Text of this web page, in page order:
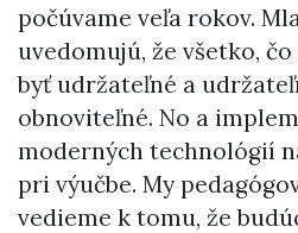
počúvame veľa rokov.
uvedomujú, že všetko,
byť udržateľné a
obnoviteľné. No a
moderných technológií
pri výučbe. My
vedieme k tomu, že